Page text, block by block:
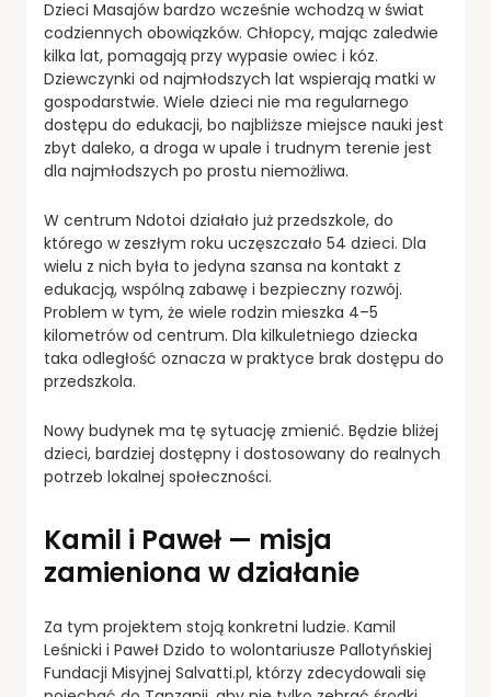
Dzieci Masajów bardzo wcześnie wchodzą w świat
codziennych obowiązków. Chłopcy, mając zaledwie
kilka lat, pomagają przy wypasie owiec i kóz.
Dziewczynki od najmłodszych lat wspierają matki w
gospodarstwie. Wiele dzieci nie ma regularnego
dostępu do edukacji, bo najbliższe miejsce nauki jest
zbyt daleko, a droga w upale i trudnym terenie jest
dla najmłodszych po prostu niemożliwa.
W centrum Ndotoi działało już przedszkole, do
którego w zeszłym roku uczęszczało 54 dzieci. Dla
wielu z nich była to jedyna szansa na kontakt z
edukacją, wspólną zabawę i bezpieczny rozwój.
Problem w tym, że wiele rodzin mieszka 4–5
kilometrów od centrum. Dla kilkuletniego dziecka
taka odległość oznacza w praktyce brak dostępu do
przedszkola.
Nowy budynek ma tę sytuację zmienić. Będzie bliżej
dzieci, bardziej dostępny i dostosowany do realnych
potrzeb lokalnej społeczności.
Kamil i Paweł — misja
zamieniona w działanie
Za tym projektem stoją konkretni ludzie. Kamil
Leśnicki i Paweł Dzido to wolontariusze Pallotyńskiej
Fundacji Misyjnej Salvatti.pl, którzy zdecydowali się